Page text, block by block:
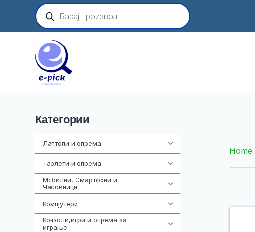
content
Products
search
Категории
Лаптопи и опрема
Таблети и опрема
Мобилни, Смартфони и
Часовници
Компјутери
Конзоли,игри и опрема за
играње
Home